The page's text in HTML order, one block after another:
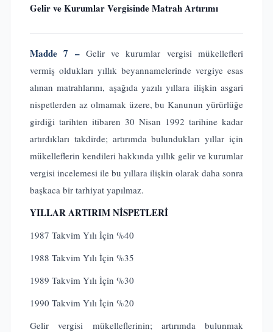
Gelir ve Kurumlar Vergisinde Matrah Artırımı
Madde 7 – Gelir ve kurumlar vergisi mükellefleri
vermiş oldukları yıllık beyannamelerinde vergiye esas
alınan matrahlarını, aşağıda yazılı yıllara ilişkin asgari
nispetlerden az olmamak üzere, bu Kanunun yürürlüğe
girdiği tarihten itibaren 30 Nisan 1992 tarihine kadar
artırdıkları takdirde; artırımda bulundukları yıllar için
mükelleflerin kendileri hakkında yıllık gelir ve kurumlar
vergisi incelemesi ile bu yıllara ilişkin olarak daha sonra
başkaca bir tarhiyat yapılmaz.
YILLAR ARTIRIM NİSPETLERİ
1987 Takvim Yılı İçin %40
1988 Takvim Yılı İçin %35
1989 Takvim Yılı İçin %30
1990 Takvim Yılı İçin %20
Gelir vergisi mükelleflerinin; artırımda bulunmak